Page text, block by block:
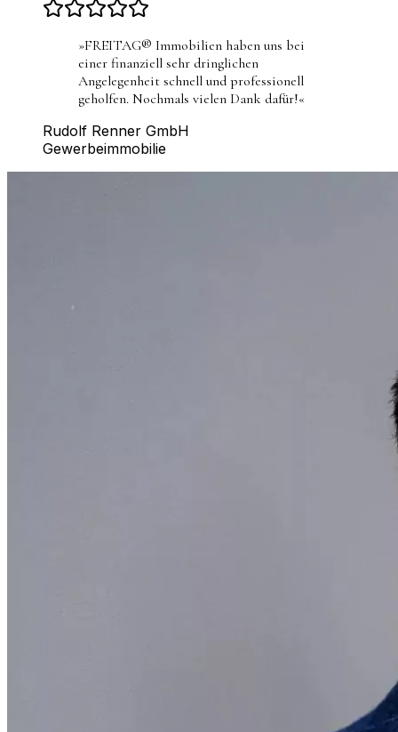
»FREITAG® Immobilien haben uns bei
einer finanziell sehr dringlichen
Angelegenheit schnell und professionell
geholfen. Nochmals vielen Dank dafür!«
Rudolf Renner GmbH
Gewerbeimmobilie